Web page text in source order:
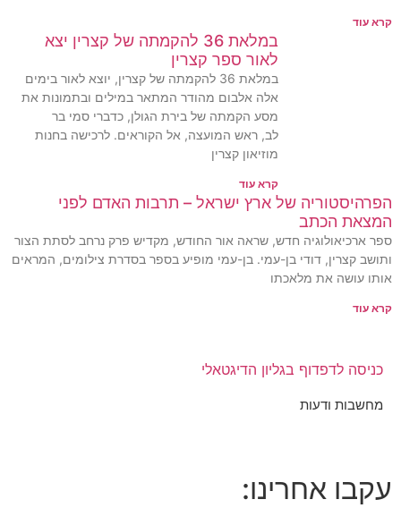
קרא עוד
במלאת 36 להקמתה של קצרין יצא
לאור ספר קצרין
במלאת 36 להקמתה של קצרין, יוצא לאור בימים
אלה אלבום מהודר המתאר במילים ובתמונות את
מסע הקמתה של בירת הגולן, כדברי סמי בר
לב, ראש המועצה, אל הקוראים. לרכישה בחנות
מוזיאון קצרין
קרא עוד
הפרהיסטוריה של ארץ ישראל – תרבות האדם לפני
המצאת הכתב
ספר ארכיאולוגיה חדש, שראה אור החודש, מקדיש פרק נרחב לסתת הצור
ותושב קצרין, דודי בן-עמי. בן-עמי מופיע בספר בסדרת צילומים, המראים
אותו עושה את מלאכתו
קרא עוד
כניסה לדפדוף בגליון הדיגטאלי
מחשבות ודעות
עקבו אחרינו: